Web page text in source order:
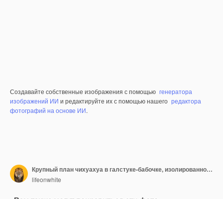
Создавайте собственные изображения с помощью генератора
изображений ИИ и редактируйте их с помощью нашего редактора
фотографий на основе ИИ.
Крупный план чихуахуа в галстуке-бабочке, изолированном на белом
lifeonwhite